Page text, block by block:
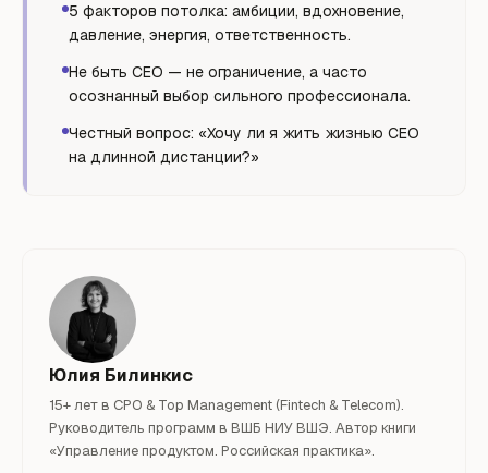
5 факторов потолка: амбиции, вдохновение,
давление, энергия, ответственность.
Не быть CEO — не ограничение, а часто
осознанный выбор сильного профессионала.
Честный вопрос: «Хочу ли я жить жизнью CEO
на длинной дистанции?»
Юлия Билинкис
15+ лет в CPO & Top Management (Fintech & Telecom).
Руководитель программ в ВШБ НИУ ВШЭ. Автор книги
«Управление продуктом. Российская практика».